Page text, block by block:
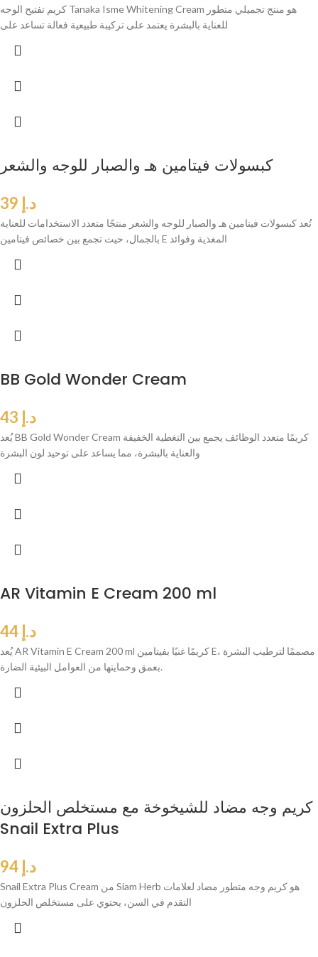
كريم تفتيح الوجه Tanaka Isme Whitening Cream هو منتج تجميلي متطور
للعناية بالبشرة يعتمد على تركيبة طبيعية فعالة تساعد على
كبسولات فيتامين هـ والصبار للوجه والشعر
د.إ
تُعد كبسولات فيتامين هـ والصبار للوجه والشعر منتجًا متعدد الاستخدامات للعناية
بالجمال، حيث تجمع بين خصائص فيتامين E المغذية وفوائد
BB Gold Wonder Cream
د.إ
يُعد BB Gold Wonder Cream كريمًا متعدد الوظائف يجمع بين التغطية الخفيفة
والعناية بالبشرة، مما يساعد على توحيد لون البشرة
AR Vitamin E Cream 200 ml
د.إ
يُعد AR Vitamin E Cream 200 ml كريمًا غنيًا بفيتامين E، مصممًا لترطيب البشرة
بعمق وحمايتها من العوامل البيئية الضارة.
كريم وجه مضاد للشيخوخة مع مستخلص الحلزون
Snail Extra Plus
د.إ
Snail Extra Plus Cream من Siam Herb هو كريم وجه متطور مضاد لعلامات
التقدم في السن، يحتوي على مستخلص الحلزون